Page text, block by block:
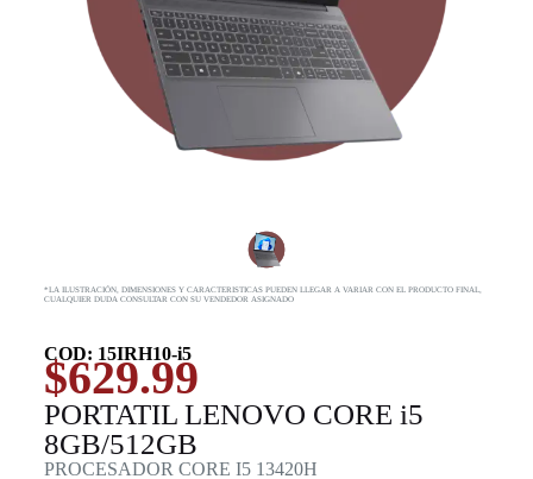
*LA ILUSTRACIÓN, DIMENSIONES Y CARACTERISTICAS PUEDEN LLEGAR A VARIAR CON EL PRODUCTO FINAL,
CUALQUIER DUDA CONSULTAR CON SU VENDEDOR ASIGNADO
COD: 15IRH10-i5
$629.99
PORTATIL LENOVO CORE i5
8GB/512GB
PROCESADOR CORE I5 13420H